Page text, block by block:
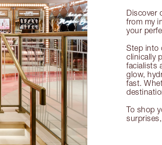
Discover
from my
your
Step into
clinically
facialists
glow,
fast.
To shop